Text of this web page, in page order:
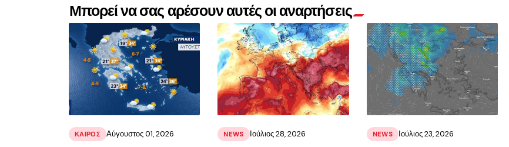
Μπορεί να σας αρέσουν αυτές οι αναρτήσεις
ΚΑΙΡΟΣ Αύγουστος 01, 2026 NEWS Ιούλιος 28, 2026 NEWS Ιούλιος 23, 2026